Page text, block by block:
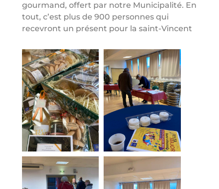
gourmand, offert par notre Municipalité. En
tout, c’est plus de 900 personnes qui
recevront un présent pour la saint-Vincent